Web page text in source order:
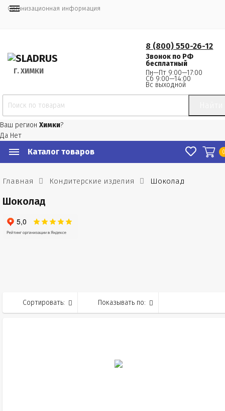
Организационная информация
Г. ХИМКИ
8 (800) 550-26-12
Звонок по РФ
бесплатный
Пн—Пт 9:00—17:00
Сб 9:00—14:00
Вс выходной
Ваш регион Химки?
Да Нет
Каталог товаров
Главная Кондитерские изделия Шоколад
Шоколад
Сортировать: Показывать по: